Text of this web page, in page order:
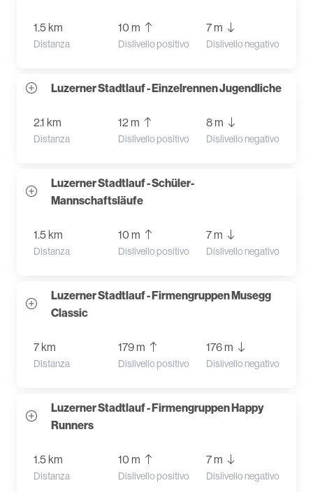
1.5 km
Distanza
10 m
Dislivello positivo
7 m
Dislivello negativo
Luzerner Stadtlauf - Einzelrennen Jugendliche
2.1 km
Distanza
12 m
Dislivello positivo
8 m
Dislivello negativo
Luzerner Stadtlauf - Schüler-
Mannschaftsläufe
1.5 km
Distanza
10 m
Dislivello positivo
7 m
Dislivello negativo
Luzerner Stadtlauf - Firmengruppen Musegg
Classic
7 km
Distanza
179 m
Dislivello positivo
176 m
Dislivello negativo
Luzerner Stadtlauf - Firmengruppen Happy
Runners
1.5 km
Distanza
10 m
Dislivello positivo
7 m
Dislivello negativo